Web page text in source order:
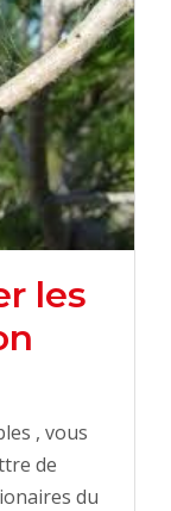
les
, vous
de
du